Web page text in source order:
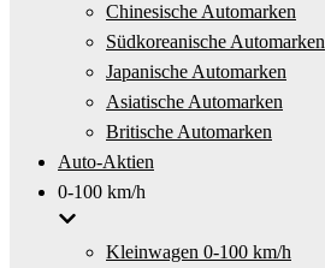
Chinesische Automarken
Südkoreanische Automarken
Japanische Automarken
Asiatische Automarken
Britische Automarken
Auto-Aktien
0-100 km/h
Kleinwagen 0-100 km/h